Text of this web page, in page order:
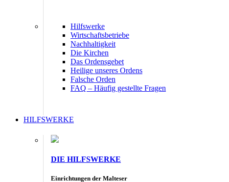
Hilfswerke
Wirtschaftsbetriebe
Nachhaltigkeit
Die Kirchen
Das Ordensgebet
Heilige unseres Ordens
Falsche Orden
FAQ – Häufig gestellte Fragen
HILFSWERKE
DIE HILFSWERKE
Einrichtungen der Malteser